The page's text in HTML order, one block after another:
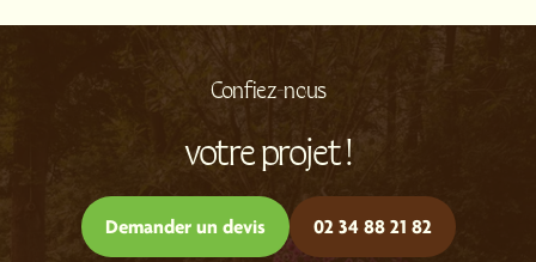
Confiez-nous
votre projet !
Demander un devis 02 34 88 21 82